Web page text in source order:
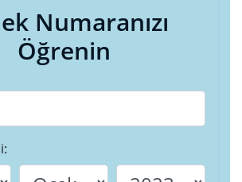
Numaranızı
Öğrenin